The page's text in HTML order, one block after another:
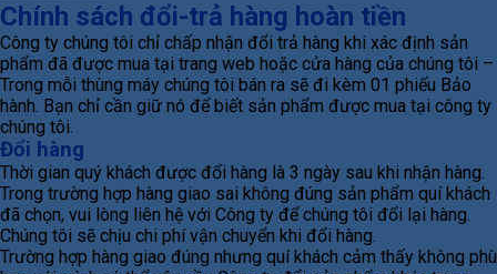
Chính sách đổi-trả hàng hoàn tiền
Công ty chúng tôi chỉ chấp nhận đổi trả hàng khi xác định sản
phẩm đã được mua tại trang web hoặc cửa hàng của chúng tôi –
Trong mỗi thùng máy chúng tôi bán ra sẽ đi kèm 01 phiếu Bảo
hành. Bạn chỉ cần giữ nó để biết sản phẩm được mua tại công ty
chúng tôi.
Đổi hàng
Thời gian quý khách được đổi hàng là 3 ngày sau khi nhận hàng.
Trong trường hợp hàng giao sai không đúng sản phẩm quí khách
đã chọn, vui lòng liên hệ với Công ty để chúng tôi đổi lại hàng.
Chúng tôi sẽ chịu chi phí vận chuyển khi đổi hàng.
Trường hợp hàng giao đúng nhưng quí khách cảm thấy không phù